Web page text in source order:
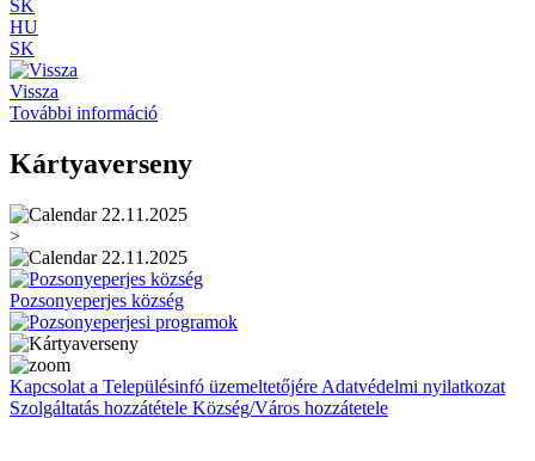
SK
HU
SK
Vissza
További információ
Kártyaverseny
22.11.2025
>
22.11.2025
Pozsonyeperjes község
Kapcsolat a Településinfó üzemeltetőjére Adatvédelmi nyilatkozat
Szolgáltatás hozzátétele Község/Város hozzátetele